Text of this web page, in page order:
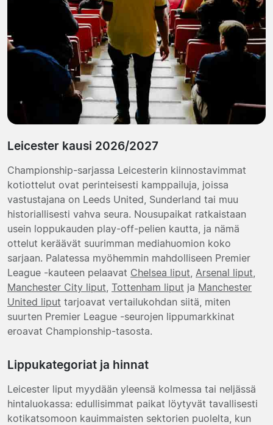
Leicester kausi 2026/2027
Championship-sarjassa Leicesterin kiinnostavimmat
kotiottelut ovat perinteisesti kamppailuja, joissa
vastustajana on Leeds United, Sunderland tai muu
historiallisesti vahva seura. Nousupaikat ratkaistaan
usein loppukauden play-off-pelien kautta, ja nämä
ottelut keräävät suurimman mediahuomion koko
sarjaan. Palatessa myöhemmin mahdolliseen Premier
League -kauteen pelaavat Chelsea liput Arsenal liput
Manchester City liput Tottenham liput ja Manchester
United liput tarjoavat vertailukohdan siitä, miten
suurten Premier League -seurojen lippumarkkinat
eroavat Championship-tasosta.
Lippukategoriat ja hinnat
Leicester liput myydään yleensä kolmessa tai neljässä
hintaluokassa: edullisimmat paikat löytyvät tavallisesti
kotikatsomoon kauimmaisten sektorien puolelta, kun